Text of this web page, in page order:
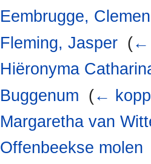
Eembrugge,
Fleming, Jasper (←
Hiëronyma
Buggenum (←
Margaretha van
Offenbeekse molen